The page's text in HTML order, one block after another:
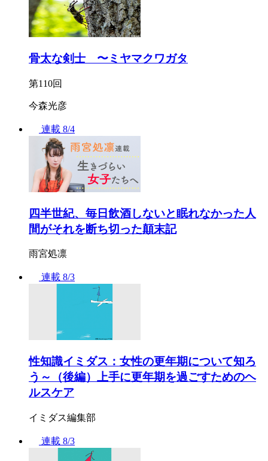
骨太な剣士 〜ミヤマクワガタ
第110回
今森光彦
連載 8/4
四半世紀、毎日飲酒しないと眠れなかった人
間がそれを断ち切った顛末記
雨宮処凛
連載 8/3
性知識イミダス：女性の更年期について知ろ
う～（後編）上手に更年期を過ごすためのヘ
ルスケア
イミダス編集部
連載 8/3